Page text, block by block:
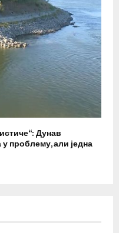
Дунав
проблему, али једна